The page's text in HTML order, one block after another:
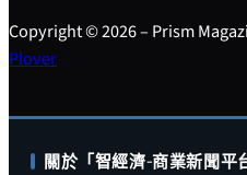
Copyright © 2026 – Prism
Plover
關於「智經濟-商業新聞平